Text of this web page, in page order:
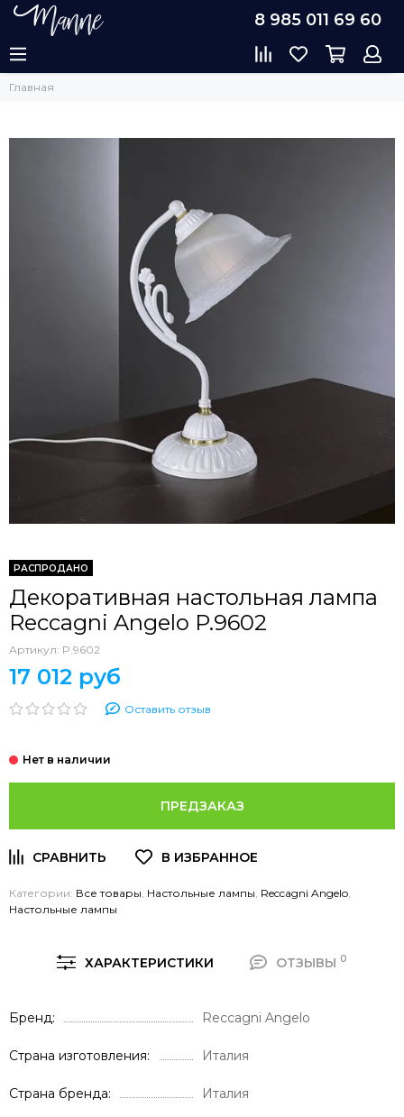
8 985 011 69 60
Главная
РАСПРОДАНО
Декоративная настольная лампа
Reccagni Angelo P.9602
Артикул: P.9602
17 012 руб
Оставить отзыв
ПРЕДЗАКАЗ
Категории: Все товары Настольные лампы Reccagni Angelo
Настольные лампы
ХАРАКТЕРИСТИКИ ОТЗЫВЫ 0
Бренд Reccagni Angelo
Страна изготовления Италия
Страна бренда Италия